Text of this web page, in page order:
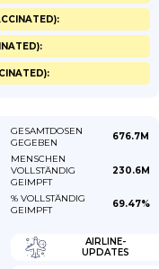
GESAMTDOSEN
GEGEBEN
676.7M
MENSCHEN
VOLLSTÄNDIG
GEIMPFT
230.6M
% VOLLSTÄNDIG
GEIMPFT
69.47%
AIRLINE-
UPDATES